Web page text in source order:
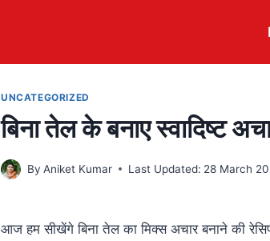
UNCATEGORIZED
बिना तेल के बनाए स्वादिष्ट
By Aniket Kumar Last Updated: 28 March
आज हम सीखेंगे बिना तेल का मिक्स अचार बनाने की